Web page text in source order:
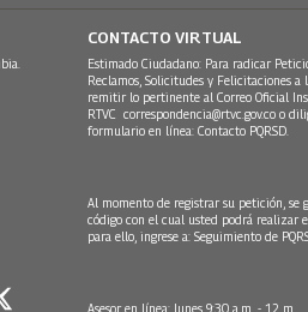
CONTACTO VIRTUAL
Estimado Ciudadano: Para radicar
Reclamos, Solicitudes y Felicitaciones a
remitir lo pertinente al Correo Oficial
RTVC correspondencia@rtvc.gov.co o
formulario en línea: Contacto PQRSD.
Al momento de registrar su petición, se
código con el cual usted podrá realizar
para ello, ingrese a: Seguimiento de
Asesor en línea: lunes 9:30 a.m. - 12 m